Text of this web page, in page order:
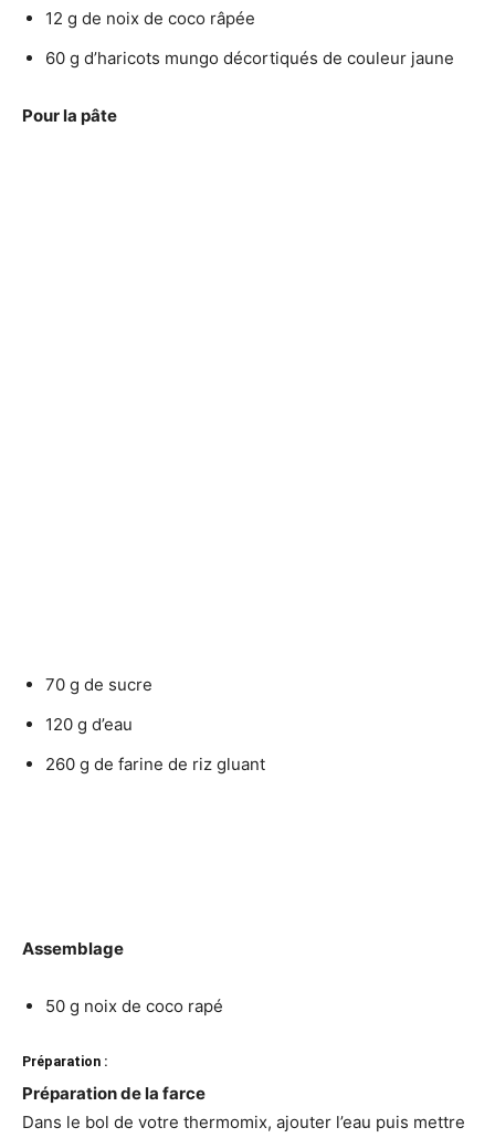
12 g de noix de coco râpée
60 g d’haricots mungo décortiqués de couleur jaune
Pour la pâte
70 g de sucre
120 g d’eau
260 g de farine de riz gluant
Assemblage
50 g noix de coco rapé
Préparation :
Préparation de la farce
Dans le bol de votre thermomix, ajouter l’eau puis mettre